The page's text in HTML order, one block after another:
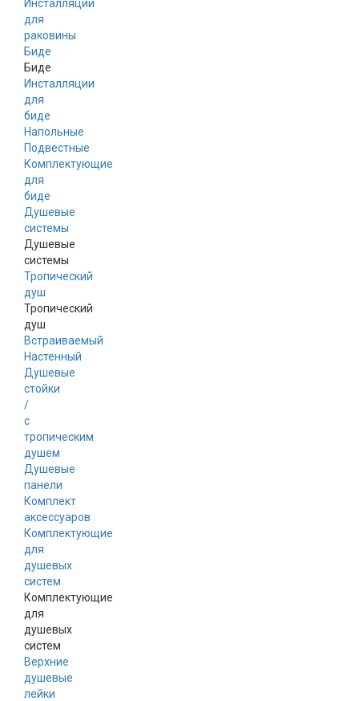
Инсталляции
для
раковины
Биде
Биде
Инсталляции
для
биде
Напольные
Подвестные
Комплектующие
для
биде
Душевые
системы
Душевые
системы
Тропический
душ
Тропический
душ
Встраиваемый
Настенный
Душевые
стойки
/
с
тропическим
душем
Душевые
панели
Комплект
аксессуаров
Комплектующие
для
душевых
систем
Комплектующие
для
душевых
систем
Верхние
душевые
лейки